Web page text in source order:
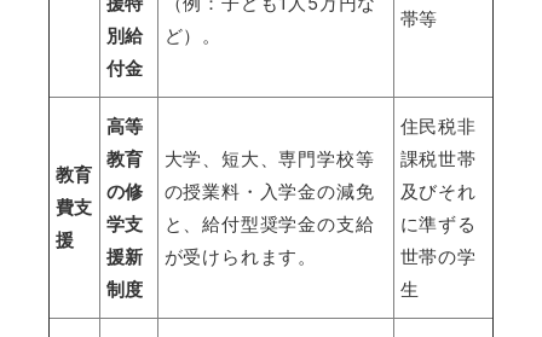
別給
付金
ど）。
帯等
教育
費支
援
高等
教育
の修
学支
援新
制度
大学、短大、専門学校等
の授業料・入学金の減免
と、給付型奨学金の支給
が受けられます。
住民税非
課税世帯
及びそれ
に準ずる
世帯の学
生